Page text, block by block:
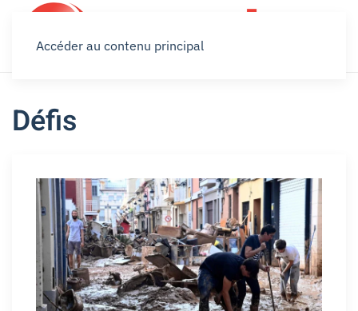
Accéder au contenu principal
Défis